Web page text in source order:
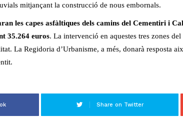
mitjançant la construcció de nous embornals.
les capes asfàltiques dels camins del Cementiri i
35.264 euros. La intervenció en aquestes tres zones
La Regidoria d’Urbanisme, a més, donarà resposta
Share on Twitter